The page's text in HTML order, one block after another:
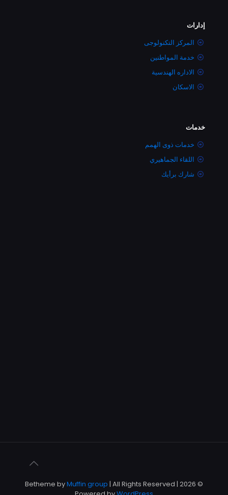
إدارات
المركز التكنولوجى
خدمة المواطنين
الاداره الهندسية
الاسكان
خدمات
خدمات ذوى الهمم
اللقاء الجماهيري
شارك برأيك
© 2026 Betheme by
Muffin group | All Rights Reserved |